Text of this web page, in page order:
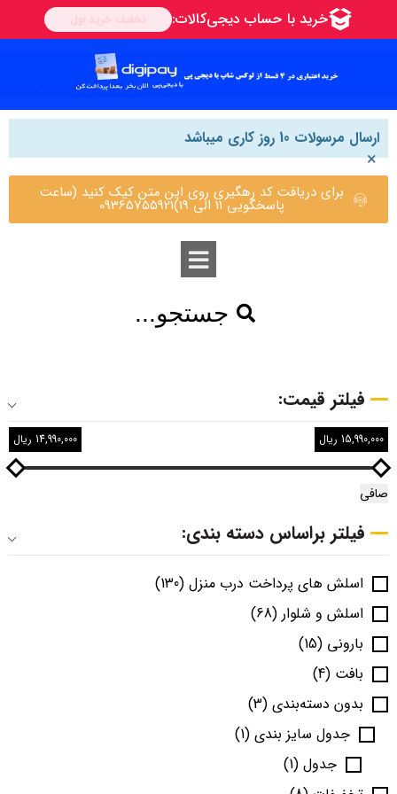
ارسال مرسولات 10 روز کاری میباشد
×
برای دریافت کد رهگیری روی این متن کیک کنید (ساعت
پاسخگویی 11 الی 19)09365755921
جستجو...
فیلتر قیمت:
صافی
14,990,000 ریال 15,990,000 ریال
فیلتر براساس دسته بندی:
اسلش های پرداخت درب منزل (130)
اسلش و شلوار (68)
بارونی (15)
بافت (4)
بدون دسته‌بندی (3)
جدول سایز بندی (1)
جدول (1)